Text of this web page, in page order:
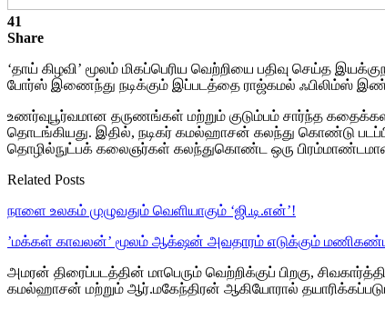
41
Share
‘தாய் கிழவி’ மூலம் மிகப்பெரிய வெற்றியை பதிவு செய்த
போர்ஸ் இணைந்து நடிக்கும் இப்படத்தை ராஜ்கமல் ஃபிலிம்ஸ்
உணர்வுபூர்வமான தருணங்கள் மற்றும் குடும்பம் சார்ந்த
தொடங்கியது. இதில், நடிகர் கமல்ஹாசன் கலந்து கொண்டு
தொழில்நுட்பக் கலைஞர்கள் கலந்துகொண்ட ஒரு
Related Posts
நாளை உலகம் முழுவதும் வெளியாகும் ‘ஜி.டி.என்’!
’மக்கள் காவலன்’ மூலம் ஆக்‌ஷன் அவதாரம் எடுக்கும்
அமரன் திரைப்படத்தின் மாபெரும் வெற்றிக்குப் பிறகு,
கமல்ஹாசன் மற்றும் ஆர்.மகேந்திரன் ஆகியோரால்